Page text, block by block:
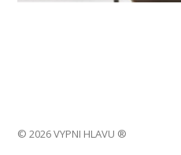
© 2026 VYPNI HLAVU ®